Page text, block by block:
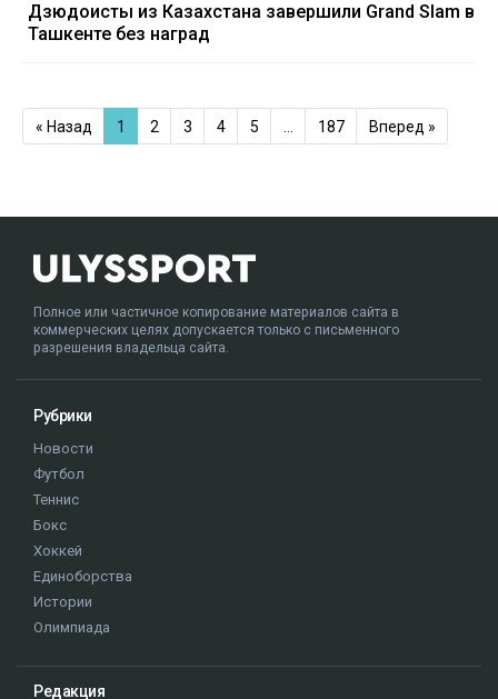
Дзюдоисты из Казахстана завершили Grand Slam в
Ташкенте без наград
« Назад 1 2 3 4 5 187 Вперед »
Полное или частичное копирование материалов сайта в
коммерческих целях допускается только с письменного
разрешения владельца сайта.
Рубрики
Новости
Футбол
Теннис
Бокс
Хоккей
Единоборства
Истории
Олимпиада
Редакция